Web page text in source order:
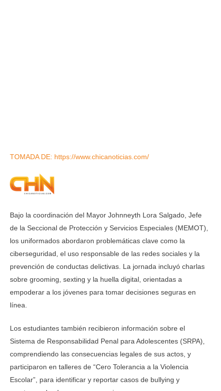
TOMADA DE: https://www.chicanoticias.com/
Bajo la coordinación del Mayor Johnneyth Lora Salgado, Jefe
de la Seccional de Protección y Servicios Especiales (MEMOT),
los uniformados abordaron problemáticas clave como la
ciberseguridad, el uso responsable de las redes sociales y la
prevención de conductas delictivas. La jornada incluyó charlas
sobre grooming, sexting y la huella digital, orientadas a
empoderar a los jóvenes para tomar decisiones seguras en
línea.
Los estudiantes también recibieron información sobre el
Sistema de Responsabilidad Penal para Adolescentes (SRPA),
comprendiendo las consecuencias legales de sus actos, y
participaron en talleres de “Cero Tolerancia a la Violencia
Escolar”, para identificar y reportar casos de bullying y